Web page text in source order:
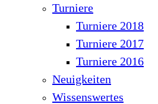
Turniere
Turniere 2018
Turniere 2017
Turniere 2016
Neuigkeiten
Wissenswertes